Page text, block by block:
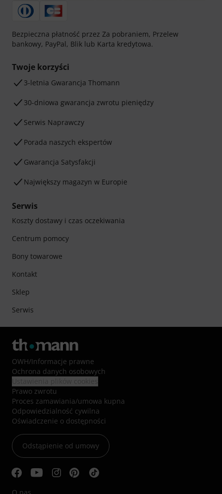
Bezpieczna płatność przez Za pobraniem, Przelew
bankowy, PayPal, Blik lub Karta kredytowa.
Twoje korzyści
3-letnia Gwarancja Thomann
30-dniowa gwarancja zwrotu pieniędzy
Serwis Naprawczy
Porada naszych ekspertów
Gwarancja Satysfakcji
Największy magazyn w Europie
Serwis
Koszty dostawy i czas oczekiwania
Centrum pomocy
Bony towarowe
Kontakt
Sklep
Serwis
OWH/Informacje prawne
Ochrona danych osobowych
Prawo zwrotu
Proces zamawiania/umowa kupna
Odpowiedzialność cywilna
Oświadczenie o dostępności
Odstąpienie od umowy